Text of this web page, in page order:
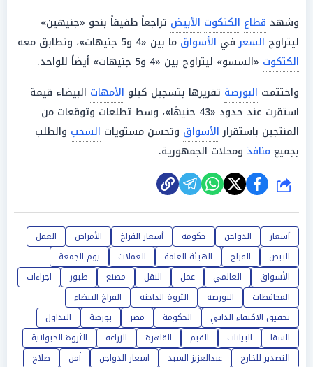
وشهد قطاع الكتكوت الأبيض تراجعاً طفيفاً بنحو «جنيهين»
ليتراوح السعرفي الأسواق ما بين «4 و5 جنيهات»، وتطابق معه
الكتكوت «السسو» ليتراوح بين «4 و5 جنيهات» أيضاً للواحد.
واختتمت البورصة تقريرها بتسجيل كيلو الأمهات البيضاء قيمة
استقرت عند حدود «43 جنيهًا»، وسط تطلعات وتوقعات من
المنتجين باستقرارالأسواق وتحسن مستويات السحب والطلب
بجميعمنافذ ومحلات الجمهورية.
شارك
أسعار الدواجن حكومة أسعار الفراخ الأمراض
العمل
البيض
الفراخ الهيئة العامة العملات
يوم الجمعة
الأسواق
العالمي عمل النقل مصنع طيور
اجراءات
المحافظات
البورصة الثروة الداجنة
الفراخ البيضاء
تحقيق الاكتفاء الذاتي
الحكومة مصر بورصة
التداول
السقا
البيانات القيم القاهرة الزراعه
الثروة الحيوانية
التصدير للخارج
عبدالعزيز السيد اسعار الدواجن أمن
صلاح